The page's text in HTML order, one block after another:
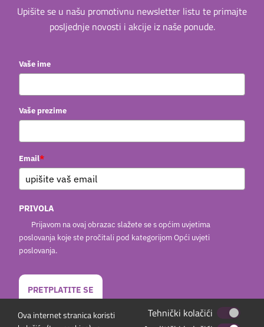
Upišite se u našu promotivnu newsletter listu te primajte
posljednje novosti i akcije iz naše ponude.
Vaše ime
Vaše prezime
Email*
PRIVOLA
Prijavom na ovaj obrazac slažete se s općim uvjetima
poslovanja koje ste pročitali pod kategorijom Opći uvjeti
poslovanja.
PRETPLATITE SE
Ova internet stranica koristi
Tehnički kolačići